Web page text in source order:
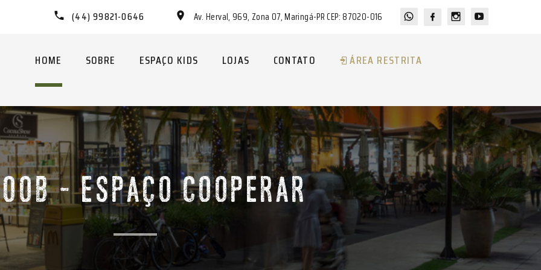
(44) 99821-0646 Av. Herval, 969, Zona 07, Maringá-PR CEP: 87020-016
HOME SOBRE ESPAÇO KIDS LOJAS CONTATO ÁREA RESTRITA
- ESPAÇO COOPERAR